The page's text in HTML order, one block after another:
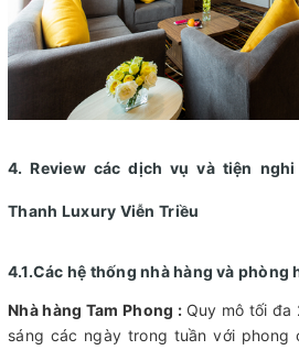
4. Review các dịch vụ và tiện
Thanh Luxury Viễn Triều
4.1.Các hệ thống nhà hàng và phòng
Nhà hàng Tam Phong : Quy mô tối
sáng các ngày trong tuần với